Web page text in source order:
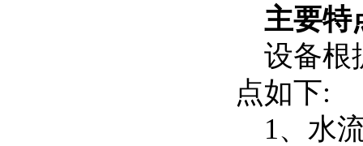
主要特
设备根
点如下:
1、水